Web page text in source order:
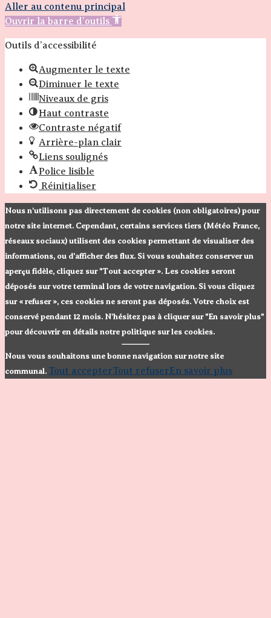
Aller au contenu principal
Ouvrir la barre d’outils
Outils d’accessibilité
Augmenter le texte
Diminuer le texte
Niveaux de gris
Haut contraste
Contraste négatif
Arrière-plan clair
Liens soulignés
Police lisible
Réinitialiser
Nous n'utilisons pas directement de cookies (non obligatoires) pour
notre site internet. Cependant, certains services tiers (Météo France,
réseaux sociaux) utilisent des cookies permettant de visualiser des
informations, ou d’afficher des flux. Si vous souhaitez conserver un
aperçu fidèle, cliquez sur "Tout accepter ». Les cookies seront
déposés sur votre terminal lors de votre navigation. Si vous cliquez
sur « refuser », ces cookies ne seront pas déposés. Votre choix est
conservé pendant 12 mois. N'hésitez pas à cliquer sur "En savoir plus"
pour découvrir en détails notre politique sur les cookies.
Nous vous souhaitons une bonne navigation sur notre site
communal. Tout accepterTout refuserEn savoir plus